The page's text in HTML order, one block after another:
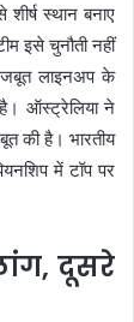
स्थान बनाए
इसे चुनौती नहीं
लाइनअप के
ऑस्ट्रेलिया ने
की है। भारतीय
में टॉप पर
दूसरे